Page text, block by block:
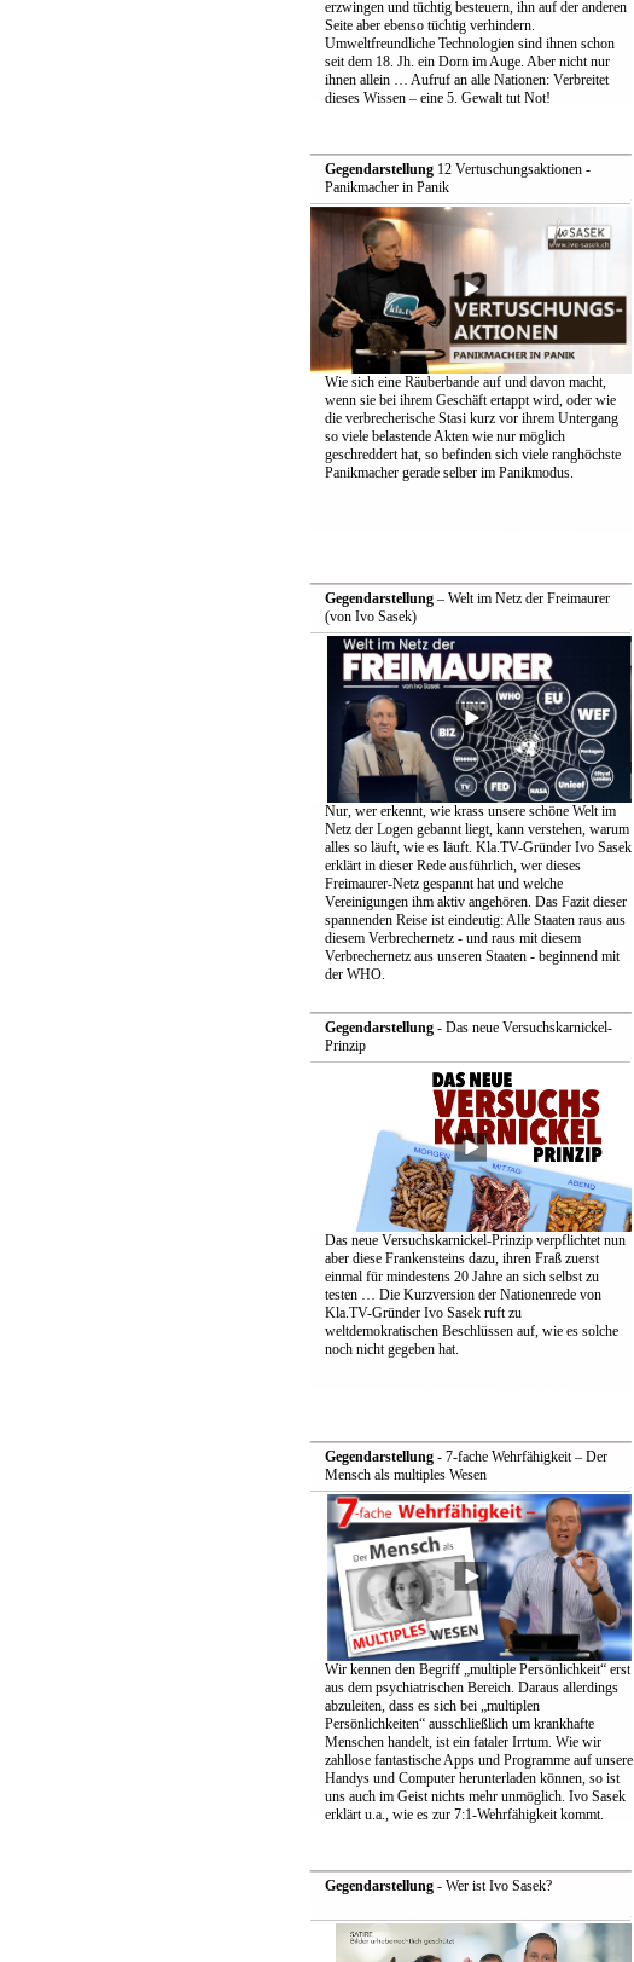
erzwingen und tüchtig besteuern, ihn auf der anderen
Seite aber ebenso tüchtig verhindern.
Umweltfreundliche Technologien sind ihnen schon
seit dem 18. Jh. ein Dorn im Auge. Aber nicht nur
ihnen allein … Aufruf an alle Nationen: Verbreitet
dieses Wissen – eine 5. Gewalt tut Not!
Gegendarstellung12 Vertuschungsaktionen -
Panikmacher in Panik
Wie sich eine Räuberbande auf und davon macht,
wenn sie bei ihrem Geschäft ertappt wird, oder wie
die verbrecherische Stasi kurz vor ihrem Untergang
so viele belastende Akten wie nur möglich
geschreddert hat, so befinden sich viele ranghöchste
Panikmacher gerade selber im Panikmodus.
Gegendarstellung– Welt im Netz der Freimaurer
(von Ivo Sasek)
Nur, wer erkennt, wie krass unsere schöne Welt im
Netz der Logen gebannt liegt, kann verstehen, warum
alles so läuft, wie es läuft. Kla.TV-Gründer Ivo Sasek
erklärt in dieser Rede ausführlich, wer dieses
Freimaurer-Netz gespannt hat und welche
Vereinigungen ihm aktiv angehören. Das Fazit dieser
spannenden Reise ist eindeutig: Alle Staaten raus aus
diesem Verbrechernetz - und raus mit diesem
Verbrechernetz aus unseren Staaten - beginnend mit
der WHO.
Gegendarstellung- Das neue Versuchskarnickel-
Prinzip
Das neue Versuchskarnickel-Prinzip verpflichtet nun
aber diese Frankensteins dazu, ihren Fraß zuerst
einmal für mindestens 20 Jahre an sich selbst zu
testen … Die Kurzversion der Nationenrede von
Kla.TV-Gründer Ivo Sasek ruft zu
weltdemokratischen Beschlüssen auf, wie es solche
noch nicht gegeben hat.
Gegendarstellung- 7-fache Wehrfähigkeit – Der
Mensch als multiples Wesen
Wir kennen den Begriff „multiple Persönlichkeit“ erst
aus dem psychiatrischen Bereich. Daraus allerdings
abzuleiten, dass es sich bei „multiplen
Persönlichkeiten“ ausschließlich um krankhafte
Menschen handelt, ist ein fataler Irrtum. Wie wir
zahllose fantastische Apps und Programme auf unsere
Handys und Computer herunterladen können, so ist
uns auch im Geist nichts mehr unmöglich. Ivo Sasek
erklärt u.a., wie es zur 7:1-Wehrfähigkeit kommt.
Gegendarstellung- Wer ist Ivo Sasek?